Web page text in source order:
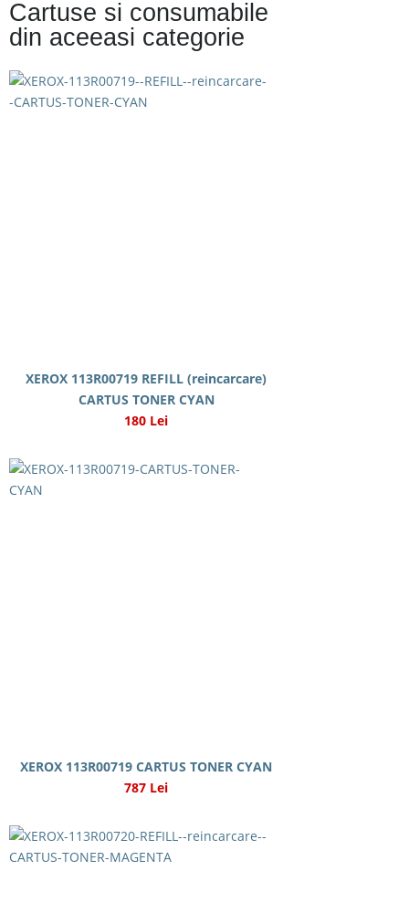
Cartuse si consumabile
din aceeasi categorie
XEROX 113R00719 REFILL (reincarcare)
CARTUS TONER CYAN
180 Lei
XEROX 113R00719 CARTUS TONER CYAN
787 Lei